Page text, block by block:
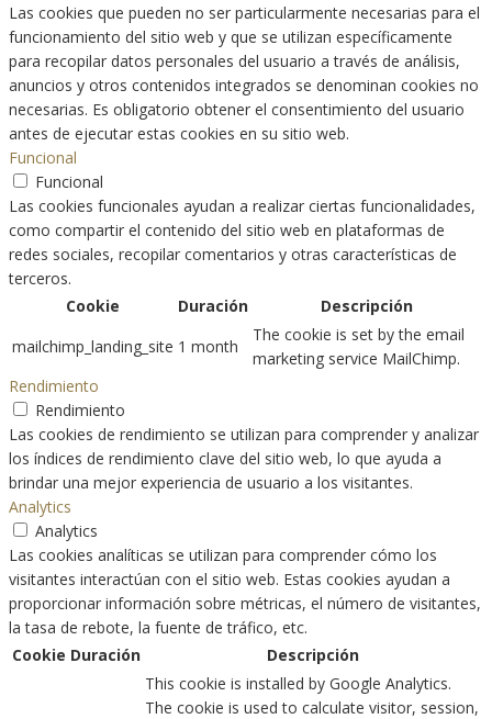
Las cookies que pueden no ser particularmente necesarias para el
funcionamiento del sitio web y que se utilizan específicamente
para recopilar datos personales del usuario a través de análisis,
anuncios y otros contenidos integrados se denominan cookies no
necesarias. Es obligatorio obtener el consentimiento del usuario
antes de ejecutar estas cookies en su sitio web.
Funcional
Funcional
Las cookies funcionales ayudan a realizar ciertas funcionalidades,
como compartir el contenido del sitio web en plataformas de
redes sociales, recopilar comentarios y otras características de
terceros.
Cookie
Duración
Descripción
mailchimp_landing_site 1 month
The cookie is set by the email
marketing service MailChimp.
Rendimiento
Rendimiento
Las cookies de rendimiento se utilizan para comprender y analizar
los índices de rendimiento clave del sitio web, lo que ayuda a
brindar una mejor experiencia de usuario a los visitantes.
Analytics
Analytics
Las cookies analíticas se utilizan para comprender cómo los
visitantes interactúan con el sitio web. Estas cookies ayudan a
proporcionar información sobre métricas, el número de visitantes,
la tasa de rebote, la fuente de tráfico, etc.
Cookie Duración Descripción
This cookie is installed by Google Analytics.
The cookie is used to calculate visitor, session,